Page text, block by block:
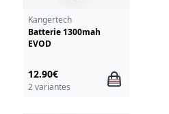
Kangertech
Batterie 1300mah
EVOD
12.90€
2 variantes